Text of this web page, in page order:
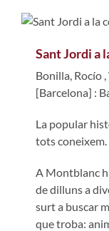
Sant Jordi a
Bonilla, Rocío
[Barcelona] :
La popular
tots coneixem.
A Montblanc
de dilluns a
surt a buscar
que troba: